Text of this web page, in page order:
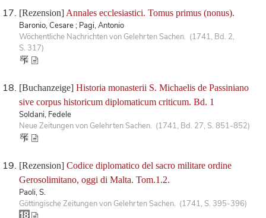
[Rezension] Annales ecclesiastici. Tomus primus (nonus).
Baronio, Cesare ; Pagi, Antonio
Wöchentliche Nachrichten von Gelehrten Sachen. (1741, Bd. 2,
S. 317)
[Buchanzeige] Historia monasterii S. Michaelis de Passiniano
sive corpus historicum diplomaticum criticum. Bd. 1
Soldani, Fedele
Neue Zeitungen von Gelehrten Sachen. (1741, Bd. 27, S. 851-852)
[Rezension] Codice diplomatico del sacro militare ordine
Gerosolimitano, oggi di Malta. Tom.1.2.
Paoli, S.
Göttingische Zeitungen von Gelehrten Sachen. (1741, S. 395-396)